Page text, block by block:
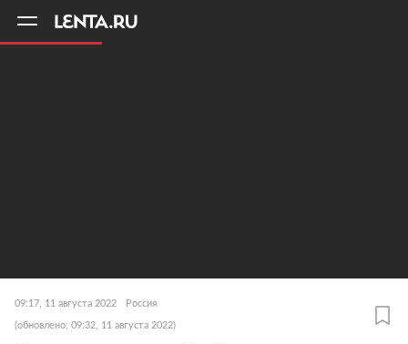
09:17, 11 августа 2022 Россия
(обновлено: 09:32, 11 августа 2022)